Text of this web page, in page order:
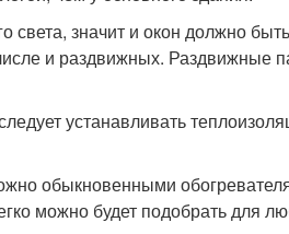
значит и окон должно
и раздвижных. Раздвижные
устанавливать
обыкновенными
можно будет подобрать для